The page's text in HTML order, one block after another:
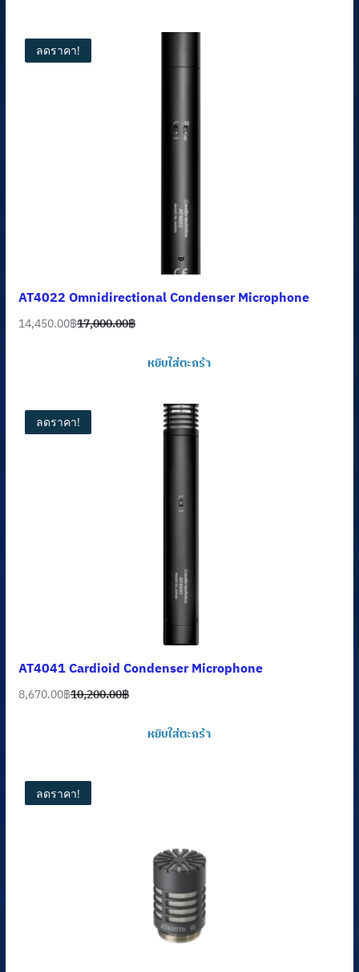
ลดราคา!
AT4022 Omnidirectional Condenser Microphone
17,000.00฿
Original
14,450.00฿
Current
หยิบใส่ตะกร้า
ลดราคา!
AT4041 Cardioid Condenser Microphone
10,200.00฿
Original
8,670.00฿
Current
หยิบใส่ตะกร้า
ลดราคา!